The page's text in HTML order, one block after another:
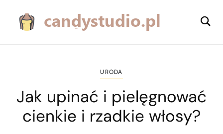
URODA
Jak upinać i pielęgnować
cienkie i rzadkie włosy?